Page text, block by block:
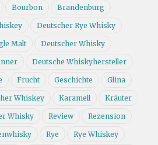
Bourbon Brandenburg
Deutscher Rye Whisky
Malt Deutscher Whisky
Deutsche Whiskyhersteller
Frucht Geschichte Glina
Whiskey Karamell Kräuter
Whisky Review Rezension
Rye Rye Whiskey